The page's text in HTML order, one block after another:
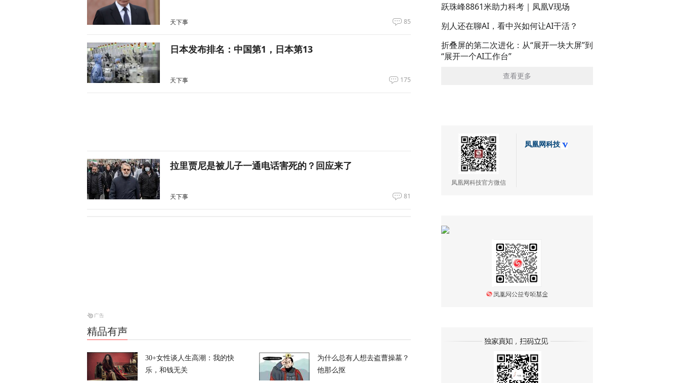
天下事 85
日本发布排名：中国第1，日本第13
天下事 175
拉里贾尼是被儿子一通电话害死的？回应来了
天下事 81
“美军最高将领正在寻找退路”
天下事
精品有声
30+女性谈人生高潮：我的快
乐，和钱无关
为什么总有人想去盗曹操墓？
他那么抠
跃珠峰8861米助力科考｜凤凰V现场
别人还在聊AI，看中兴如何让AI干活？
折叠屏的第二次进化：从“展开一块大屏”到
“展开一个AI工作台”
查看更多
凤凰网科技官方微信
凤凰网科技